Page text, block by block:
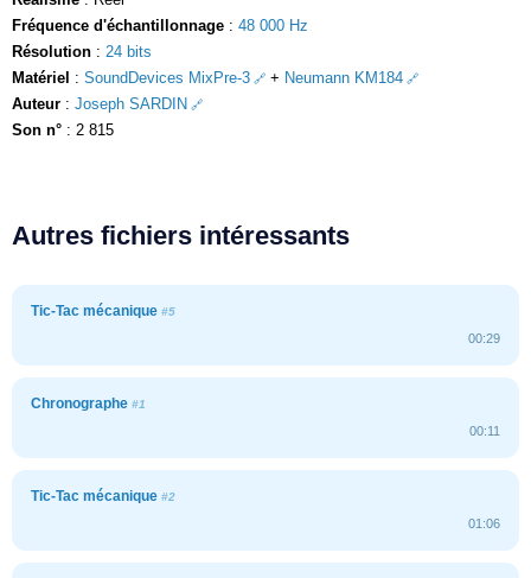
Fréquence d'échantillonnage : 48 000 Hz
Résolution : 24 bits
Matériel : SoundDevices MixPre-3 + Neumann KM184
Auteur : Joseph SARDIN
Son n° : 2 815
Autres fichiers intéressants
Tic-Tac mécanique #5
00:29
Chronographe #1
00:11
Tic-Tac mécanique #2
01:06